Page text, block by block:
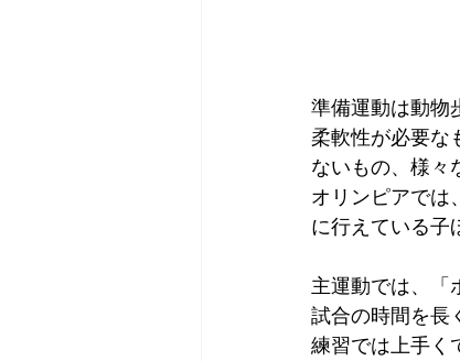
準備運動は動物
柔軟性が必要な
ないもの、様々
オリンピアでは
に行えている子
主運動では、「
試合の時間を長
練習では上手く